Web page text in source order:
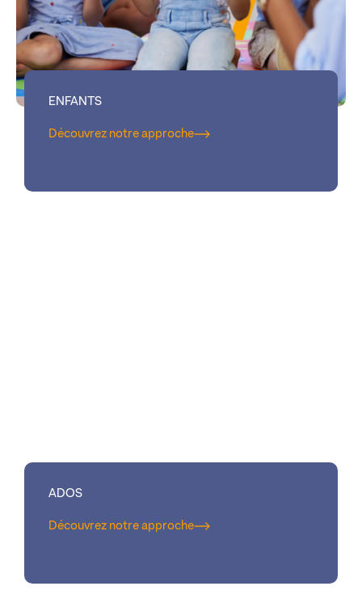
ENFANTS
Découvrez notre approche
ADOS
Découvrez notre approche